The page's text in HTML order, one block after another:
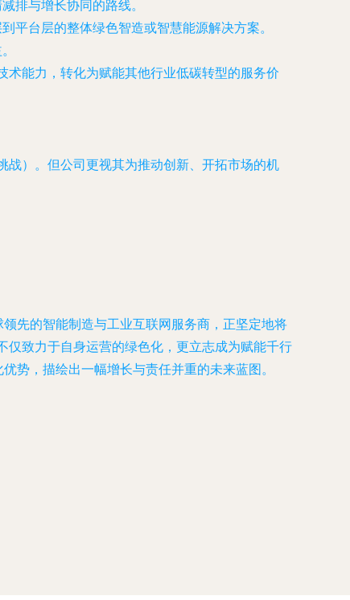
排与增长协同的路线。
平台层的整体绿色智造或智慧能源解决方案。
能力，转化为赋能其他行业低碳转型的服务价
）。但公司更视其为推动创新、开拓市场的机
先的智能制造与工业互联网服务商，正坚定地将
致力于自身运营的绿色化，更立志成为赋能千行
势，描绘出一幅增长与责任并重的未来蓝图。